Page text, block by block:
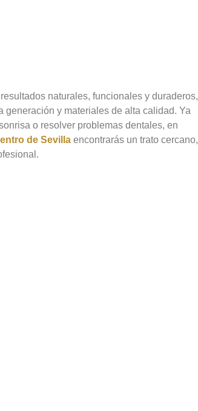
naturales, funcionales y duraderos,
generación y materiales de alta calidad. Ya
o resolver problemas dentales, en
de Sevilla encontrarás un trato cercano,